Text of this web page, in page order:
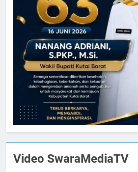
Video SwaraMediaTV